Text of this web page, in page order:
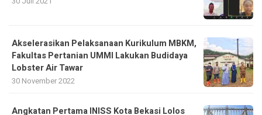
Akselerasikan Pelaksanaan Kurikulum MBKM,
Fakultas Pertanian UMMI Lakukan Budidaya
Lobster Air Tawar
30 November 2022
Angkatan Pertama INISS Kota Bekasi Lolos